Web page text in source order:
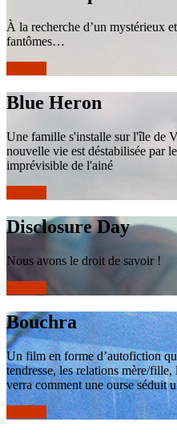
À la recherche d’un mystérieux
fantômes…
Blue Heron
Une famille s'installe sur l'île de
nouvelle vie est déstabilisée par
imprévisible de l'ainé
Disclosure Day
Nous avons le droit de savoir !
Bouchra
Un film en forme d’autofiction
tendresse, les relations mère/
verra comment une ourse séduit